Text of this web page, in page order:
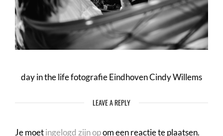
day in the life fotografie Eindhoven Cindy Willems
LEAVE A REPLY
Je moetingelogd zijn opom een reactie te plaatsen.